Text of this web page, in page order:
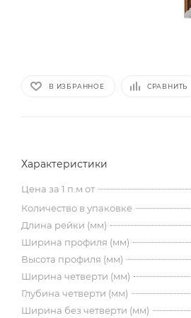
В ИЗБРАННОЕ СРАВНИТЬ
Характеристики
Цена за 1 п.м от
Количество в упаковке
Длина рейки (мм)
Ширина профиля (мм)
Высота профиля (мм)
Ширина четверти (мм)
Глубина четверти (мм)
Ширина без четверти (мм)